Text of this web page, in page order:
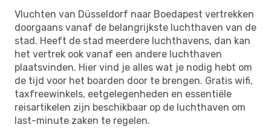
Vluchten van Düsseldorf naar Boedapest vertrekken
doorgaans vanaf de belangrijkste luchthaven van de
stad. Heeft de stad meerdere luchthavens, dan kan
het vertrek ook vanaf een andere luchthaven
plaatsvinden. Hier vind je alles wat je nodig hebt om
de tijd voor het boarden door te brengen. Gratis wifi,
taxfreewinkels, eetgelegenheden en essentiële
reisartikelen zijn beschikbaar op de luchthaven om
last-minute zaken te regelen.